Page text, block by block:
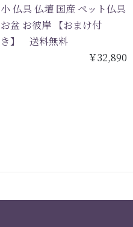
小 仏具 仏壇 国産 ペット仏具
お盆 お彼岸 【おまけ付
き】 送料無料
￥32,890